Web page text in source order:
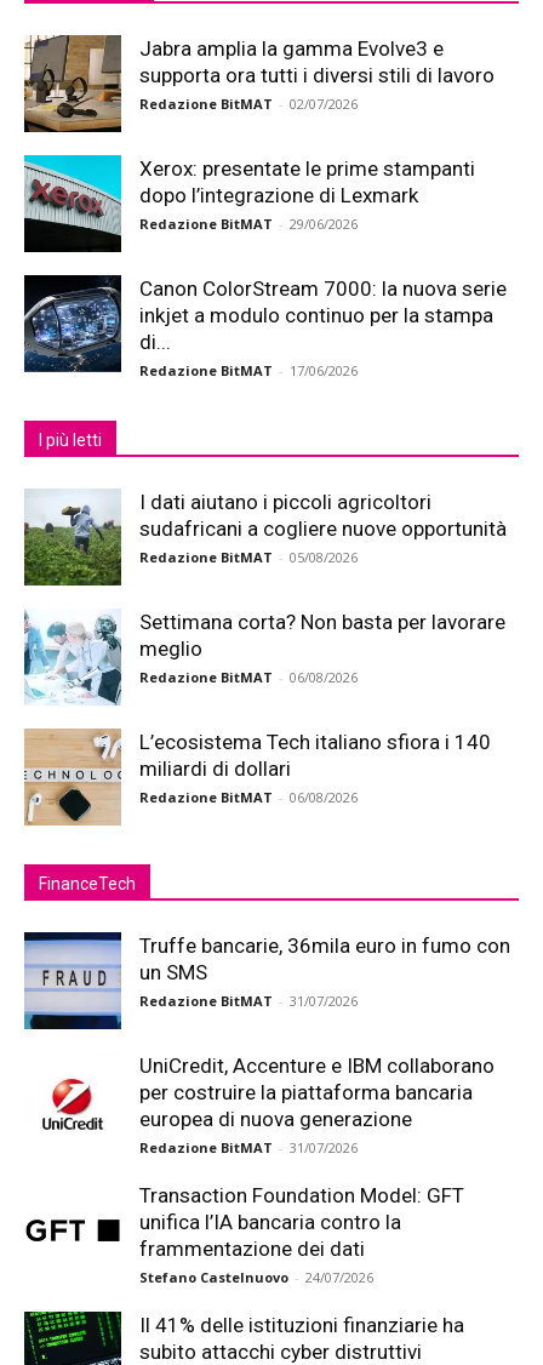
Jabra amplia la gamma Evolve3 e
supporta ora tutti i diversi stili di lavoro
Redazione BitMAT - 02/07/2026
Xerox: presentate le prime stampanti
dopo l’integrazione di Lexmark
Redazione BitMAT - 29/06/2026
Canon ColorStream 7000: la nuova serie
inkjet a modulo continuo per la stampa
di...
Redazione BitMAT - 17/06/2026
I più letti
I dati aiutano i piccoli agricoltori
sudafricani a cogliere nuove opportunità
Redazione BitMAT - 05/08/2026
Settimana corta? Non basta per lavorare
meglio
Redazione BitMAT - 06/08/2026
L’ecosistema Tech italiano sfiora i 140
miliardi di dollari
Redazione BitMAT - 06/08/2026
FinanceTech
Truffe bancarie, 36mila euro in fumo con
un SMS
Redazione BitMAT - 31/07/2026
UniCredit, Accenture e IBM collaborano
per costruire la piattaforma bancaria
europea di nuova generazione
Redazione BitMAT - 31/07/2026
Transaction Foundation Model: GFT
unifica l’IA bancaria contro la
frammentazione dei dati
Stefano Castelnuovo - 24/07/2026
Il 41% delle istituzioni finanziarie ha
subito attacchi cyber distruttivi